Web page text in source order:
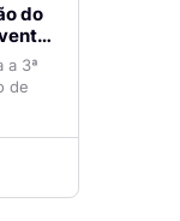
do
a 3ª
de